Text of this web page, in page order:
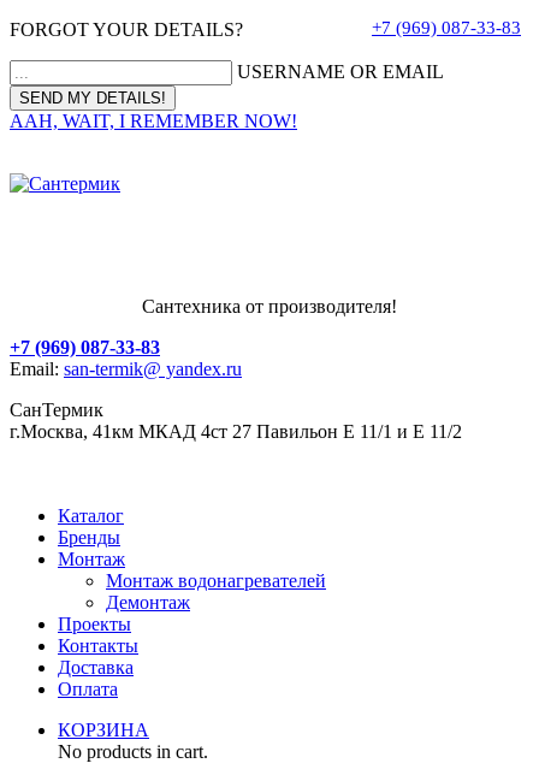
FORGOT YOUR DETAILS?
USERNAME OR EMAIL
AAH, WAIT, I REMEMBER NOW!
+7 (969) 087-33-83
Сантехника от производителя!
+7 (969) 087-33-83
Email: san-termik@ yandex.ru
СанТермик
г.Москва, 41км МКАД 4ст 27 Павильон Е 11/1 и Е 11/2
Каталог
Бренды
Монтаж
Монтаж водонагревателей
Демонтаж
Проекты
Контакты
Доставка
Оплата
КОРЗИНА
No products in cart.